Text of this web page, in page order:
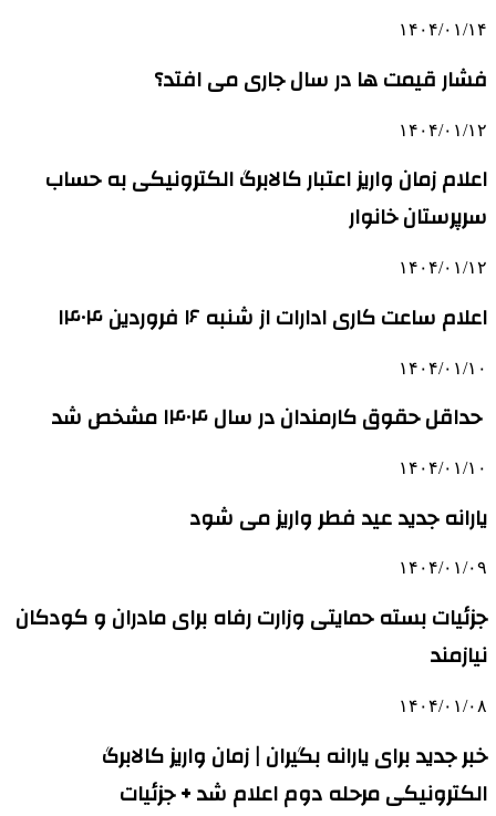
۱۴۰۴/۰۱/۱۴
فشار قیمت‌ ها در سال جاری می افتد؟
۱۴۰۴/۰۱/۱۲
اعلام زمان واریز اعتبار کالابرگ الکترونیکی به حساب
سرپرستان خانوار
۱۴۰۴/۰۱/۱۲
اعلام ساعت کاری ادارات از شنبه ۱۶ فروردین ۱۴۰۴
۱۴۰۴/۰۱/۱۰
حداقل حقوق کارمندان در سال ۱۴۰۴ مشخص شد
۱۴۰۴/۰۱/۱۰
یارانه جدید عید فطر واریز می شود
۱۴۰۴/۰۱/۰۹
جزئیات بسته حمایتی وزارت رفاه برای مادران و کودکان
نیازمند
۱۴۰۴/۰۱/۰۸
خبر جدید برای یارانه بگیران | زمان واریز کالابرگ
الکترونیکی مرحله دوم اعلام شد + جزئیات